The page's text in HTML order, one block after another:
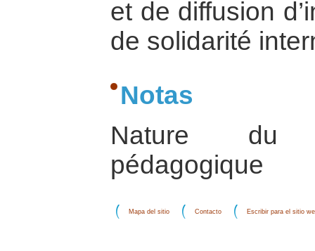
et de diffusion
de solidarité
Notas
Nature du
pédagogique
Mapa del sitio Contacto Escribir para el sitio